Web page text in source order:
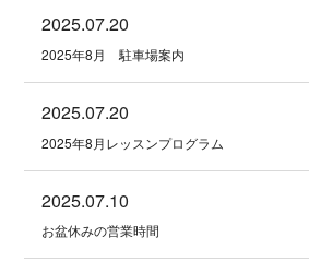
2025.07.20
2025年8月 駐車場案内
2025.07.20
2025年8月レッスンプログラム
2025.07.10
お盆休みの営業時間